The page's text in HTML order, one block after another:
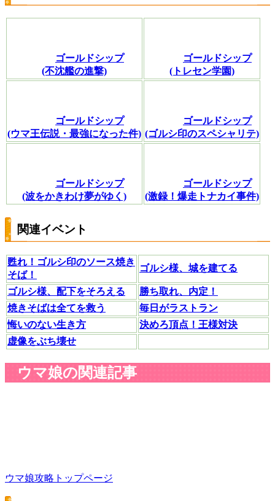
ゴールドシップ
(不沈艦の進撃)
ゴールドシップ
(トレセン学園)
ゴールドシップ
(ウマ王伝説・最強になった件)
ゴールドシップ
(ゴルシ印のスペシャリテ)
ゴールドシップ
(波をかきわけ夢がゆく)
ゴールドシップ
(激録！爆走トナカイ事件)
関連イベント
甦れ！ゴルシ印のソース焼き
そば！
ゴルシ様、城を建てる
ゴルシ様、配下をそろえる
勝ち取れ、内定！
焼きそばは全てを救う
毎日がラストラン
悔いのない生き方
決めろ頂点！王様対決
虚像をぶち壊せ
ウマ娘の関連記事
ウマ娘攻略トップページ